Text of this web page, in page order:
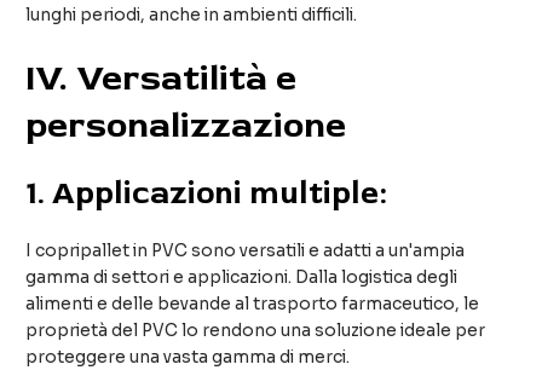
lunghi periodi, anche in ambienti difficili.
IV. Versatilità e
personalizzazione
1.Applicazioni multiple:
I copripallet in PVC sono versatili e adatti a un'ampia
gamma di settori e applicazioni. Dalla logistica degli
alimenti e delle bevande al trasporto farmaceutico, le
proprietà del PVC lo rendono una soluzione ideale per
proteggere una vasta gamma di merci.